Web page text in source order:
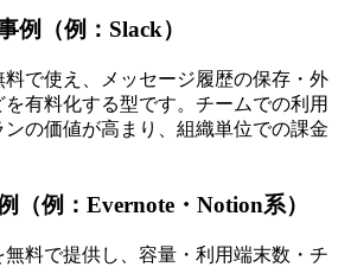
例（例：Slack）
で使え、メッセージ履歴の保存・外
有料化する型です。チームでの利用
の価値が高まり、組織単位での課金
（例：Evernote・Notion系）
料で提供し、容量・利用端末数・チ